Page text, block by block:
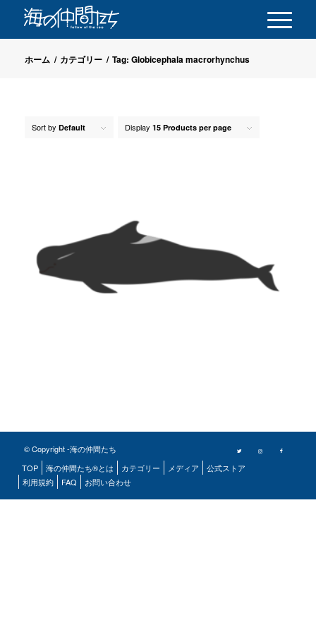
ホーム / カテゴリー / Tag: Globicephala macrorhynchus
Sort by Default Display 15 Products per page
© Copyright -海の仲間たち
TOP
海の仲間たち®とは カテゴリー メディア
公式ストア
利用規約
FAQ お問い合わせ